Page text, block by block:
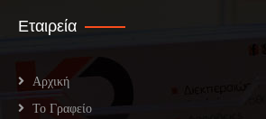
Εταιρεία
Αρχική
Το Γραφείο